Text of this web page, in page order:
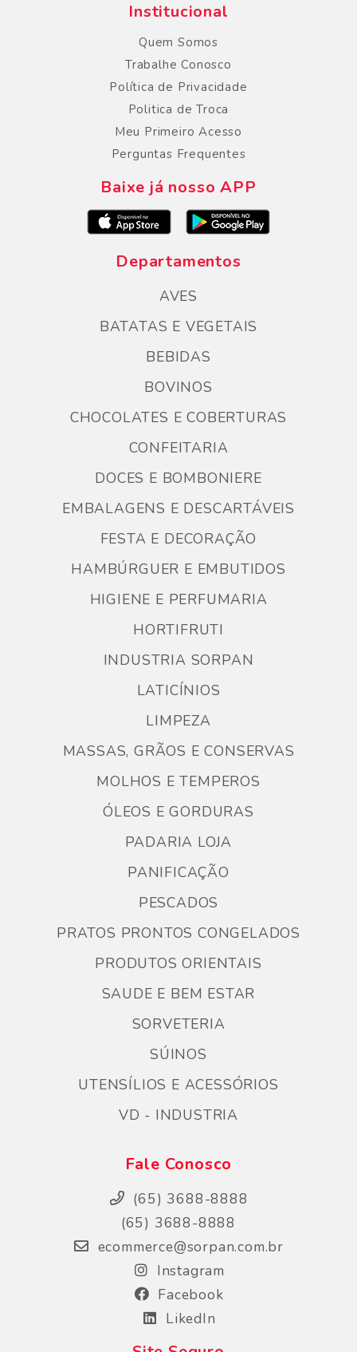
Institucional
Quem Somos
Trabalhe Conosco
Política de Privacidade
Politica de Troca
Meu Primeiro Acesso
Perguntas Frequentes
Baixe já nosso APP
Departamentos
AVES
BATATAS E VEGETAIS
BEBIDAS
BOVINOS
CHOCOLATES E COBERTURAS
CONFEITARIA
DOCES E BOMBONIERE
EMBALAGENS E DESCARTÁVEIS
FESTA E DECORAÇÃO
HAMBÚRGUER E EMBUTIDOS
HIGIENE E PERFUMARIA
HORTIFRUTI
INDUSTRIA SORPAN
LATICÍNIOS
LIMPEZA
MASSAS, GRÃOS E CONSERVAS
MOLHOS E TEMPEROS
ÓLEOS E GORDURAS
PADARIA LOJA
PANIFICAÇÃO
PESCADOS
PRATOS PRONTOS CONGELADOS
PRODUTOS ORIENTAIS
SAUDE E BEM ESTAR
SORVETERIA
SÚINOS
UTENSÍLIOS E ACESSÓRIOS
VD - INDUSTRIA
Fale Conosco
(65) 3688-8888
(65) 3688-8888
ecommerce@sorpan.com.br
Instagram
Facebook
LikedIn